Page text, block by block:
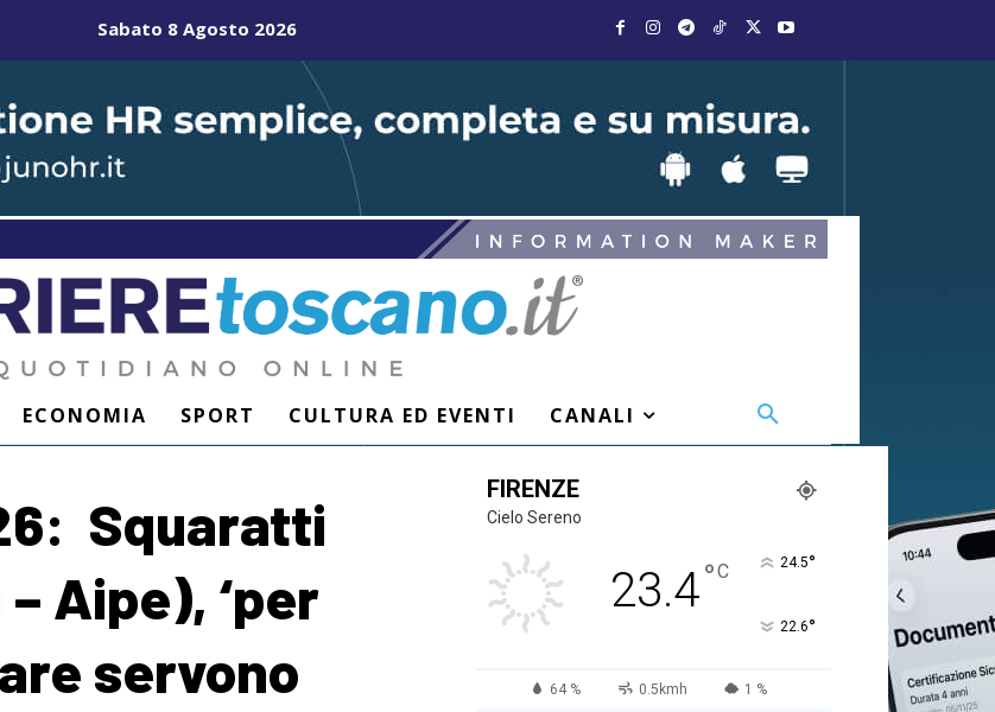
Sabato 8 Agosto 2026
ECONOMIA SPORT CULTURA ED EVENTI CANALI
Squaratti
Aipe), ‘per
servono
FIRENZE
Cielo Sereno
23.4°C 24.5°
22.6°
64 % 0.5kmh 1 %